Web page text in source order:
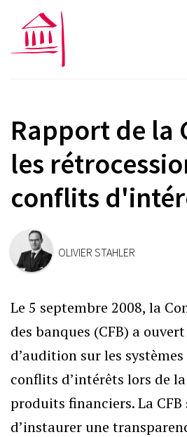
Rapport de la
les
conflits
OLIVIER STAHLER
Le 5 septembre 2008, la
des banques (CFB) a
d’audition sur les
conflits d’intérêts lors de
produits financiers. La CFB
d’instaurer une